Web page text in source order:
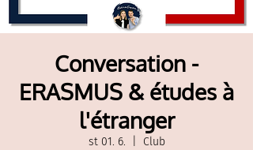
Conversation -
ERASMUS & études à
l'étranger
st 01. 6. Club